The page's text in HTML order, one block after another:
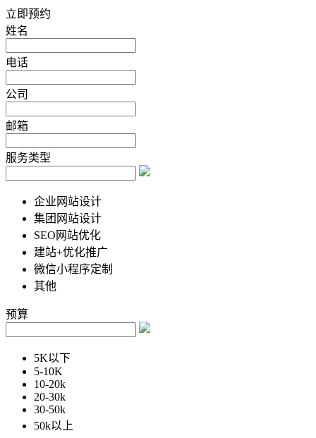
立即预约
姓名
电话
公司
邮箱
服务类型
企业网站设计
集团网站设计
SEO网站优化
建站+优化推广
微信小程序定制
其他
预算
5K以下
5-10K
10-20k
20-30k
30-50k
50k以上